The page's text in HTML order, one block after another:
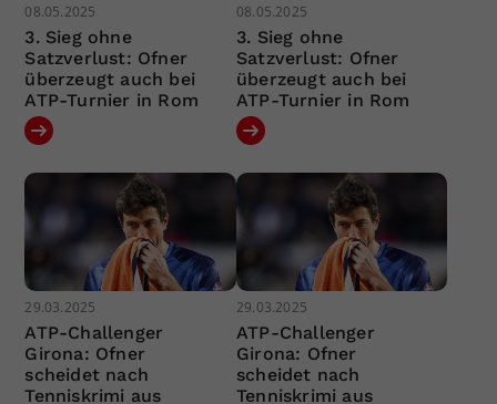
08.05.2025
3. Sieg ohne
Satzverlust: Ofner
überzeugt auch bei
ATP-Turnier in Rom
08.05.2025
3. Sieg ohne
Satzverlust: Ofner
überzeugt auch bei
ATP-Turnier in Rom
29.03.2025
ATP-Challenger
Girona: Ofner
scheidet nach
Tenniskrimi aus
29.03.2025
ATP-Challenger
Girona: Ofner
scheidet nach
Tenniskrimi aus